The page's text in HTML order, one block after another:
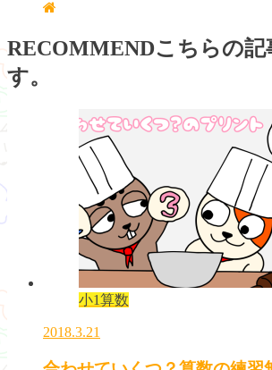
RECOMMENDこちらの
す。
小1算数
2018.3.21